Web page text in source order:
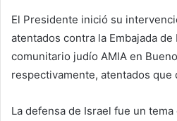
El Presidente inició su
atentados contra la Embajada
comunitario judío AMIA en
respectivamente, atentados que
La defensa de Israel fue un